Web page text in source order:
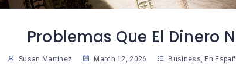
Problemas Que El Dinero
Susan Martinez March 12, 2026 Business, En